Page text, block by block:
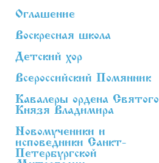
Оглашение
Воскресная школа
Детский хор
Всероссийский Помянник
Кавалеры ордена Святого
Князя Владимира
Новомученики и
исповедники Санкт-
Петербургской